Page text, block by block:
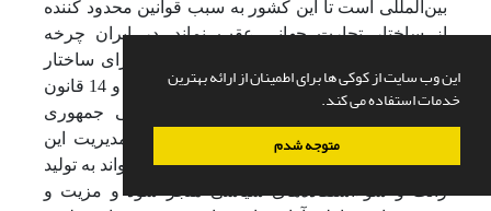
این وب سایت از کوکی ها برای اطمینان از ارائه بهترین
خدمات استفاده می کند.
متوجه شدم
بین‌المللی است تا این کشور به سبب قوانین محدود کننده
از ساختار تجارت جهانی عقب نماند. در ایران چرخه
مدیریت مناطق آزاد تجاری بسیار پیچیده و دارای ساختار
گسترده‌ای است، به‌طوری‌که در مواد 6، 7، 12 و 14 قانون
چگونگی اداره مناطق آزاد تجاری - صنعتی جمهوری
اسلامی ایران، تعارضات مشهودی در نحوه مدیریت این
مناطق قابل مشاهده است. این تعارضات می‌تواند به تولید
رانت و سوءاستفاده‌های سیاسی منجر شود و مزیت و